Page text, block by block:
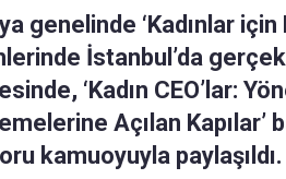
genelinde ‘Kadınlar
İstanbul’da
‘Kadın CEO’lar:
Açılan Kapılar’
kamuoyuyla paylaşıldı.